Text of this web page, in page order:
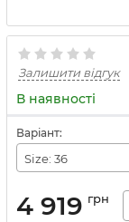
Залишити відгук
В наявності
Варіант:
Size: 36
4 919 грн